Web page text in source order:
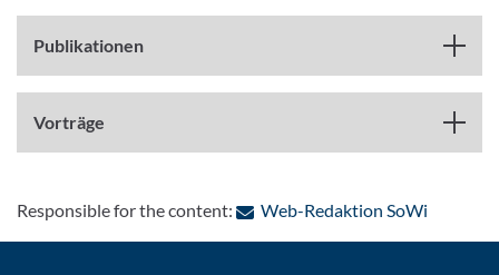
Publikationen
Vorträge
Responsible for the content: Web-Redaktion SoWi: